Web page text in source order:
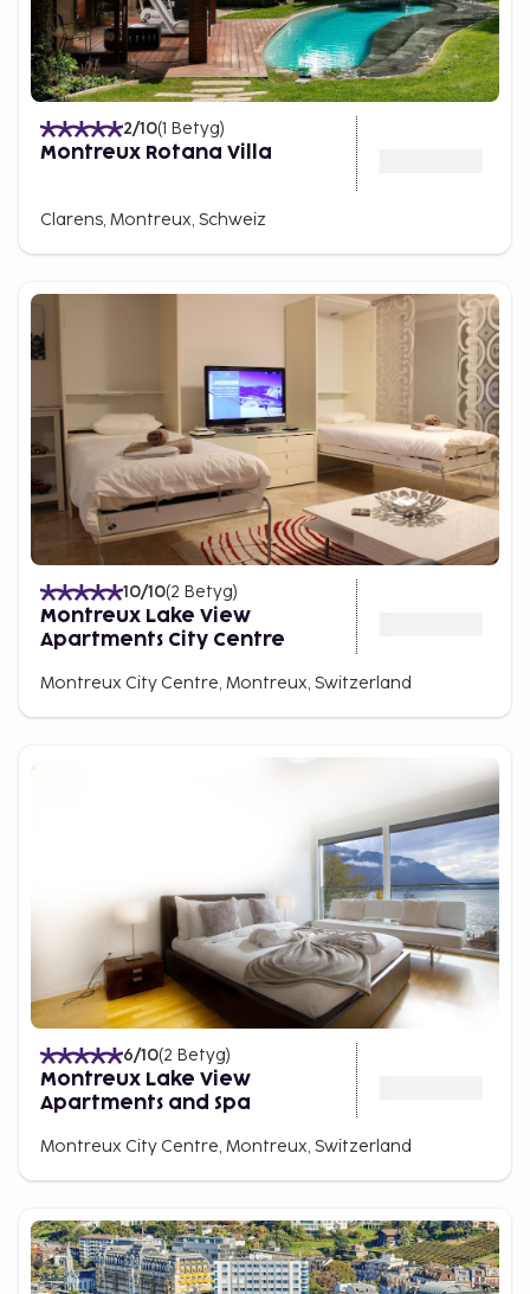
2/10(1 Betyg)
Montreux Rotana Villa
Clarens, Montreux, Schweiz
10/10(2 Betyg)
Montreux Lake View
Apartments City Centre
Montreux City Centre, Montreux, Switzerland
6/10(2 Betyg)
Montreux Lake View
Apartments and Spa
Montreux City Centre, Montreux, Switzerland